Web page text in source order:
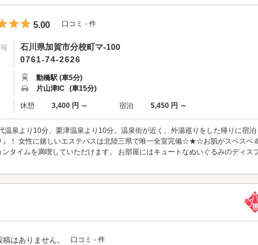
5つ星のうち5
5.00 口コミ - 件
石川県加賀市分校町マ-100
0761-74-2626
動橋駅 (車5分)
片山津IC (車15分)
休憩 3,400 円 ～ 宿泊 5,450 円 ～
泉より10分、栗津温泉より10分。温泉街が近く、外湯巡りをした帰りに宿泊
』！ 女性に嬉しいエステバスは北陸三県で唯一全室完備☆★☆お肌がスベスベ
タイムを満喫していただけます。 お部屋にはキュートなぬいぐるみのディス
はありません。 口コミ - 件